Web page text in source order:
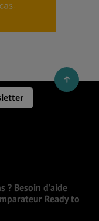
Besoin d’aide
Ready to